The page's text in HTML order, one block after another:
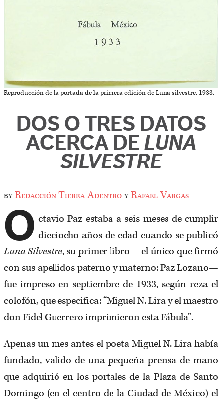
Reproducción de la portada de la primera edición de Luna silvestre, 1933.
DOS O TRES DATOS
ACERCA DE LUNA
SILVESTRE
byRedacción Tierra AdentroyRafael Vargas
O ctavio Paz estaba a seis meses de cumplir
dieciocho años de edad cuando se publicó
Luna Silvestre, su primer libro —el único que firmó
con sus apellidos paterno y materno: Paz Lozano—
fue impreso en septiembre de 1933, según reza el
colofón, que especifica: “Miguel N. Lira y el maestro
don Fidel Guerrero imprimieron esta Fábula”.
Apenas un mes antes el poeta Miguel N. Lira había
fundado, valido de una pequeña prensa de mano
que adquirió en los portales de la Plaza de Santo
Domingo (en el centro de la Ciudad de México) el